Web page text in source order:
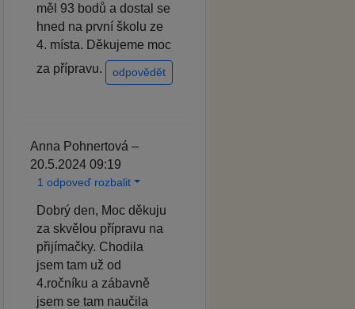
měl 93 bodů a dostal se
hned na první školu ze
4. místa. Děkujeme moc
za přípravu.
odpovědět
Anna Pohnertová –
20.5.2024 09:19
1 odpoveď rozbalit
Dobrý den, Moc děkuju
za skvělou přípravu na
přijímačky. Chodila
jsem tam už od
4.ročníku a zábavně
jsem se tam naučila